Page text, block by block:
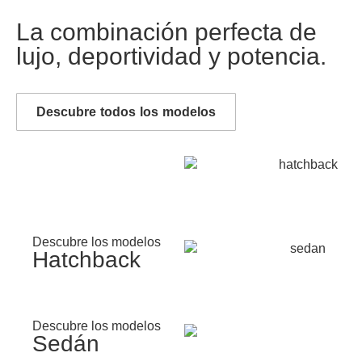
La combinación perfecta de
lujo, deportividad y potencia.
Descubre todos los modelos
Descubre los modelos
Hatchback
Descubre los modelos
Sedán